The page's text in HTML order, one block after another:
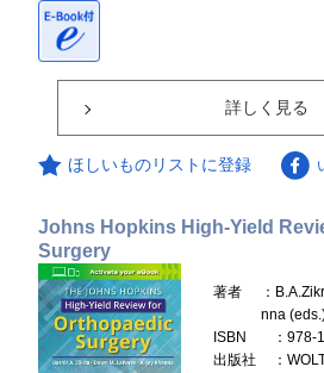
詳しく見る
ほしいものリストに登録
Johns Hopkins High-Yield
Surgery
著者
：
nna
ISBN
：
出版社
：